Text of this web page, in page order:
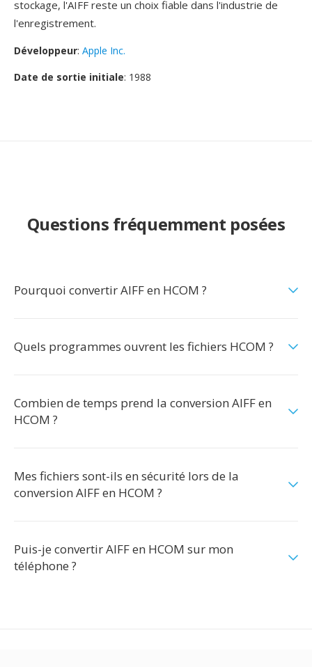
stockage, l'AIFF reste un choix fiable dans l'industrie de
l'enregistrement.
Développeur: Apple Inc.
Date de sortie initiale: 1988
Questions fréquemment posées
Pourquoi convertir AIFF en HCOM ?
Quels programmes ouvrent les fichiers HCOM ?
Combien de temps prend la conversion AIFF en
HCOM ?
Mes fichiers sont-ils en sécurité lors de la
conversion AIFF en HCOM ?
Puis-je convertir AIFF en HCOM sur mon
téléphone ?